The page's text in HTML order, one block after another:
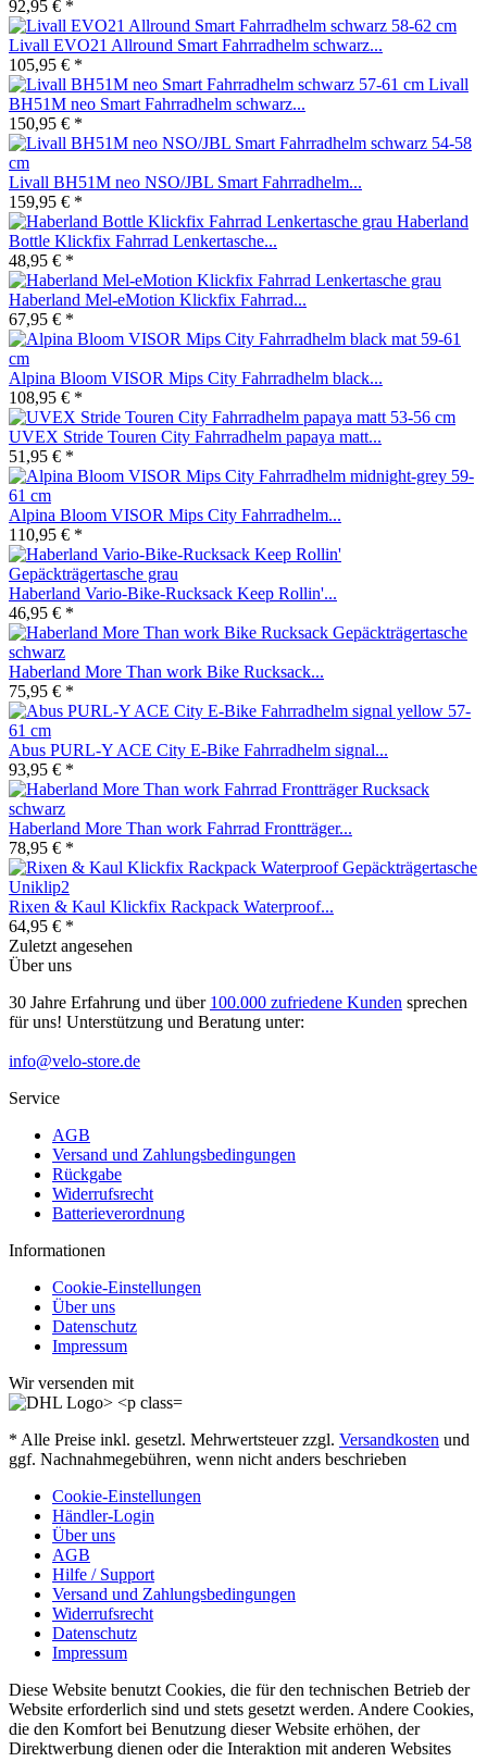
92,95 € *
Livall EVO21 Allround Smart Fahrradhelm schwarz...
105,95 € *
Livall
BH51M neo Smart Fahrradhelm schwarz...
150,95 € *
Livall BH51M neo NSO/JBL Smart Fahrradhelm...
159,95 € *
Haberland
Bottle Klickfix Fahrrad Lenkertasche...
48,95 € *
Haberland Mel-eMotion Klickfix Fahrrad...
67,95 € *
Alpina Bloom VISOR Mips City Fahrradhelm black...
108,95 € *
UVEX Stride Touren City Fahrradhelm papaya matt...
51,95 € *
Alpina Bloom VISOR Mips City Fahrradhelm...
110,95 € *
Haberland Vario-Bike-Rucksack Keep Rollin'...
46,95 € *
Haberland More Than work Bike Rucksack...
75,95 € *
Abus PURL-Y ACE City E-Bike Fahrradhelm signal...
93,95 € *
Haberland More Than work Fahrrad Frontträger...
78,95 € *
Rixen & Kaul Klickfix Rackpack Waterproof...
64,95 € *
Zuletzt angesehen
Über uns
30 Jahre Erfahrung und über 100.000 zufriedene Kunden sprechen
für uns! Unterstützung und Beratung unter:
info@velo-store.de
Service
AGB
Versand und Zahlungsbedingungen
Rückgabe
Widerrufsrecht
Batterieverordnung
Informationen
Cookie-Einstellungen
Über uns
Datenschutz
Impressum
Wir versenden mit
* Alle Preise inkl. gesetzl. Mehrwertsteuer zzgl. Versandkosten und
ggf. Nachnahmegebühren, wenn nicht anders beschrieben
Cookie-Einstellungen
Händler-Login
Über uns
AGB
Hilfe / Support
Versand und Zahlungsbedingungen
Widerrufsrecht
Datenschutz
Impressum
Diese Website benutzt Cookies, die für den technischen Betrieb der
Website erforderlich sind und stets gesetzt werden. Andere Cookies,
die den Komfort bei Benutzung dieser Website erhöhen, der
Direktwerbung dienen oder die Interaktion mit anderen Websites